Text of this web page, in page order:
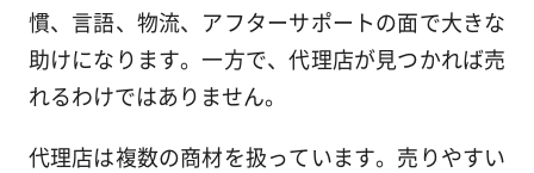
慣、言語、物流、アフターサポートの面で大きな
助けになります。一方で、代理店が見つかれば売
れるわけではありません。
代理店は複数の商材を扱っています。売りやすい